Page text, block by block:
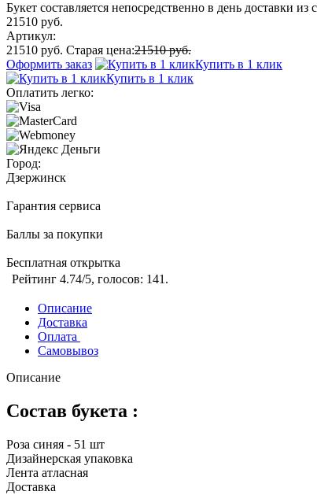
Букет составляется непосредственно в день доставки
21510 руб.
Артикул:
21510 руб. Старая цена:21510 руб.
Оформить заказ
Купить в 1 клик
Купить в 1 клик
Оплатить легко:
Город:
Дзержинск
Гарантия сервиса
Баллы за покупки
Бесплатная открытка
Рейтинг 4.74/5, голосов: 141 .
Описание
Доставка
Оплата
Самовывоз
Описание
Состав букета :
Роза синяя - 51 шт
Дизайнерская упаковка
Лента атласная
Доставка